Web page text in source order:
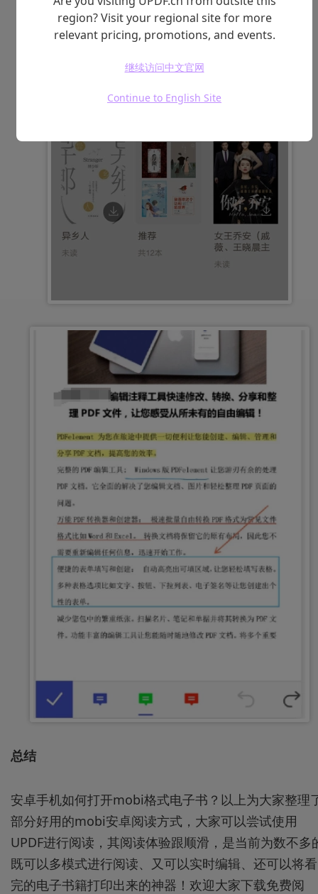
region? Visit your regional site for more
relevant pricing, promotions, and events.
继续访问中文官网
Continue to English Site
总结
安卓手机如何打开mobi格式电子书？以上为大家整理
部分好用的mobi安卓阅读方式，大家可以尝试使用
UPDF进行阅读，其阅读体验跟顺滑，是当前为数不多
既可以多模式进行阅读、又可以实时编辑、还可以将看
完的电子书籍打印出来的神器！欢迎大家下载免费阅